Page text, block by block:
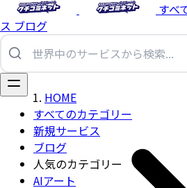
すべ
ス ブログ
すべてのカテゴリー
新規サービス
ブログ
人気のカテゴリー
AIアート
HOME